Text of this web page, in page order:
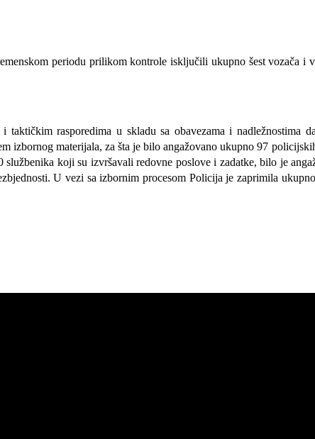
periodu prilikom kontrole isključili ukupno šest vozača i
rasporedima u skladu sa obavezama i nadležnostima
izbornog materijala, za šta je bilo angažovano ukupno 97
koji su izvršavali redovne poslove i zadatke, bilo je
U vezi sa izbornim procesom Policija je zaprimila